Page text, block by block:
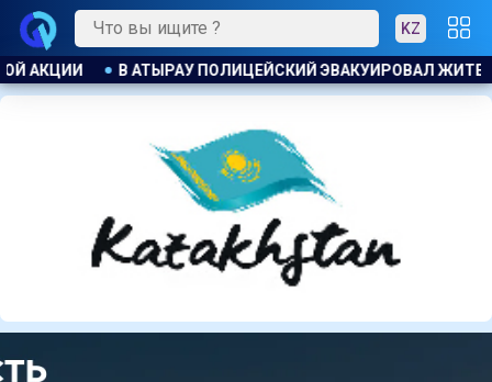
KZ
ЖИТЕЛЕЙ ДОМА ПРИ ПОЖАРЕ ПОЖАР НА ХИМЗАВОДЕ